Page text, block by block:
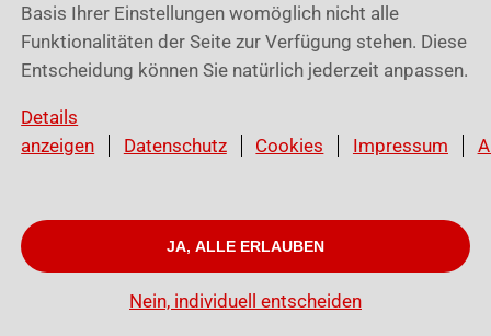
© Würth Cloud Services GmbH I Impressum
Basis Ihrer Einstellungen womöglich nicht alle
Funktionalitäten der Seite zur Verfügung stehen. Diese
Entscheidung können Sie natürlich jederzeit anpassen.
Details
anzeigen
Datenschutz Cookies Impressum
JA, ALLE ERLAUBEN
Nein, individuell entscheiden